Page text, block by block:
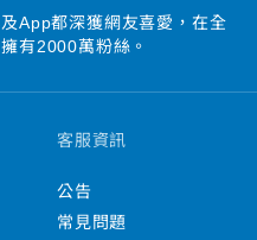
App都深獲網友喜愛，在全
有2000萬粉絲。
客服資訊
公告
常見問題